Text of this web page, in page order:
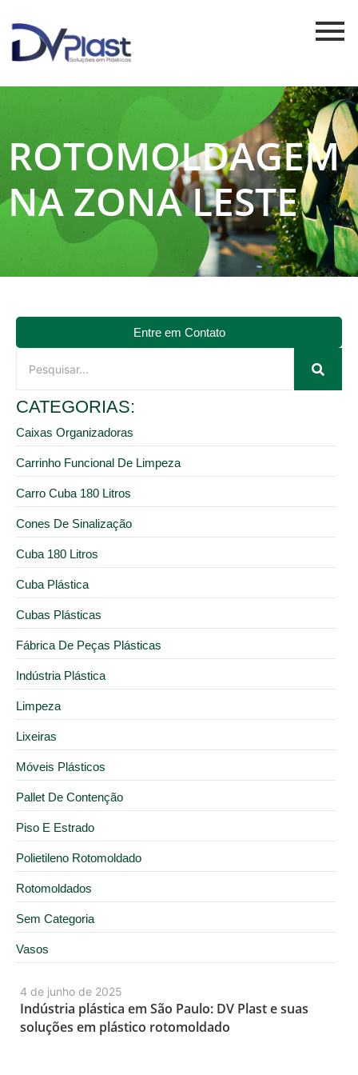
ROTOMOLDAGEM
NA ZONA LESTE
4 de junho de 2025
Indústria plástica em São Paulo: DV Plast e suas
soluções em plástico rotomoldado
Entre em Contato
CATEGORIAS:
Caixas Organizadoras
Carrinho Funcional De Limpeza
Carro Cuba 180 Litros
Cones De Sinalização
Cuba 180 Litros
Cuba Plástica
Cubas Plásticas
Fábrica De Peças Plásticas
Indústria Plástica
Limpeza
Lixeiras
Móveis Plásticos
Pallet De Contenção
Piso E Estrado
Polietileno Rotomoldado
Rotomoldados
Sem Categoria
Vasos